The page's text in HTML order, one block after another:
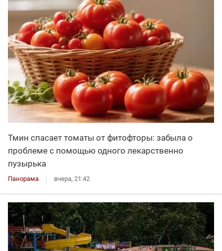
Тмин спасает томаты от фитофторы: забыла о
проблеме с помощью одного лекарственно
пузырька
Панорама вчера, 21:42